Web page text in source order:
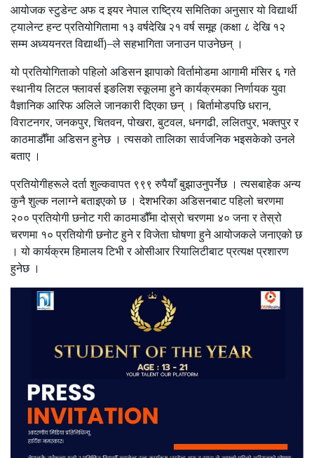
आयोजक स्टुडेन्ट अफ द इयर नेपाल राष्ट्रिय समितिका अनुसार यो विद्यार्थी
ट्यालेन्ट हन्ट प्रतियोगितामा १३ वर्षदेखि २१ वर्ष समूह (कक्षा ८ देखि १२
सम्म अध्ययनरत विद्यार्थी)–ले सहभागिता जनाउन पाउनेछन् ।
यो प्रतियोगिताको पहिलो अडिसन झापाको विर्तामोडमा आगामी मंसिर ६ गते
स्थानीय लिटल फ्लावर्स इङलिश स्कूलमा हुने कार्यक्रमका निर्णायक युवा
वैज्ञानिक आरिफ अलिले जानकारी दिएका छन् । बिर्तामोडपछि धरान,
विराटनगर, जनकपुर, चितवन, पोखरा, बुटवल, धनगढी, ललितपुर, भक्तपुर र
काठमाडौँमा अडिसन हुनेछ । त्यसको तालिका सार्वजनिक भइसकेको उनले
बताए ।
प्रतियोगीहरूले दर्ता शुल्कवापत ९९९ रुपैयाँ बुझाउनुपर्नेछ । त्यसबाहेक अन्य
कुनै शुल्क नलाग्ने बताइएको छ । देशभरिका अडिसनबाट पहिलो चरणमा
२०० प्रतियोगी छनोट गरी काठमाडौँमा दोस्रो चरणमा ४० जना र तेस्रो
चरणमा १० प्रतियोगी छनोट हुने र विजेता घोषणा हुने आयोजकले जनाएको छ
। यो कार्यक्रम हिमालय टिभी र ओसीआर रियालिटीबाट प्रत्यक्ष प्रशारण
हुनेछ ।